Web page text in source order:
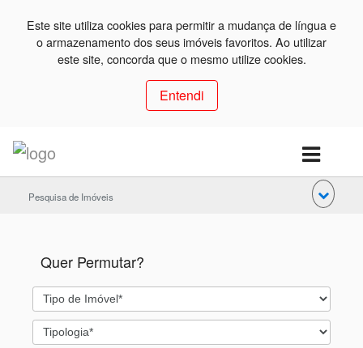
Este site utiliza cookies para permitir a mudança de língua e
o armazenamento dos seus imóveis favoritos. Ao utilizar
este site, concorda que o mesmo utilize cookies.
Entendi
Pesquisa de Imóveis
Quer Permutar?